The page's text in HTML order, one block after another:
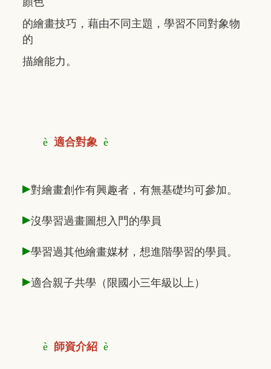
的繪畫技巧，藉由不同主題，學習不同對象物
的
描繪能力。
è 適合對象 è
▸對繪畫創作有興趣者，有無基礎均可參加。
▸沒學習過畫圖想入門的學員
▸學習過其他繪畫媒材，想進階學習的學員。
▸適合親子共學（限國小三年級以上）
è 師資介紹 è